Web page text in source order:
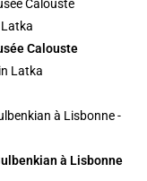
Calouste
Latka
à Lisbonne